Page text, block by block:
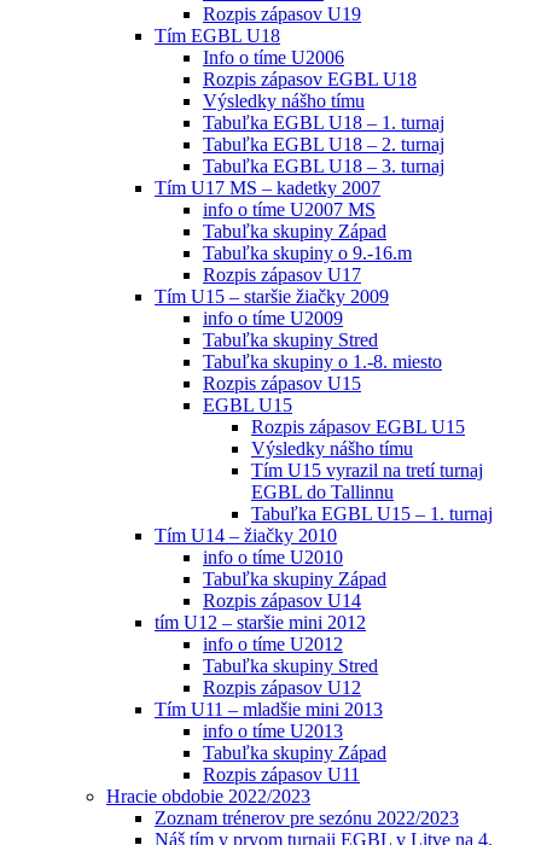
Rozpis zápasov U19
Tím EGBL U18
Info o tíme U2006
Rozpis zápasov EGBL U18
Výsledky nášho tímu
Tabuľka EGBL U18 – 1. turnaj
Tabuľka EGBL U18 – 2. turnaj
Tabuľka EGBL U18 – 3. turnaj
Tím U17 MS – kadetky 2007
info o tíme U2007 MS
Tabuľka skupiny Západ
Tabuľka skupiny o 9.-16.m
Rozpis zápasov U17
Tím U15 – staršie žiačky 2009
info o tíme U2009
Tabuľka skupiny Stred
Tabuľka skupiny o 1.-8. miesto
Rozpis zápasov U15
EGBL U15
Rozpis zápasov EGBL U15
Výsledky nášho tímu
Tím U15 vyrazil na tretí turnaj
EGBL do Tallinnu
Tabuľka EGBL U15 – 1. turnaj
Tím U14 – žiačky 2010
info o tíme U2010
Tabuľka skupiny Západ
Rozpis zápasov U14
tím U12 – staršie mini 2012
info o tíme U2012
Tabuľka skupiny Stred
Rozpis zápasov U12
Tím U11 – mladšie mini 2013
info o tíme U2013
Tabuľka skupiny Západ
Rozpis zápasov U11
Hracie obdobie 2022/2023
Zoznam trénerov pre sezónu 2022/2023
Náš tím v prvom turnaji EGBL v Litve na 4.